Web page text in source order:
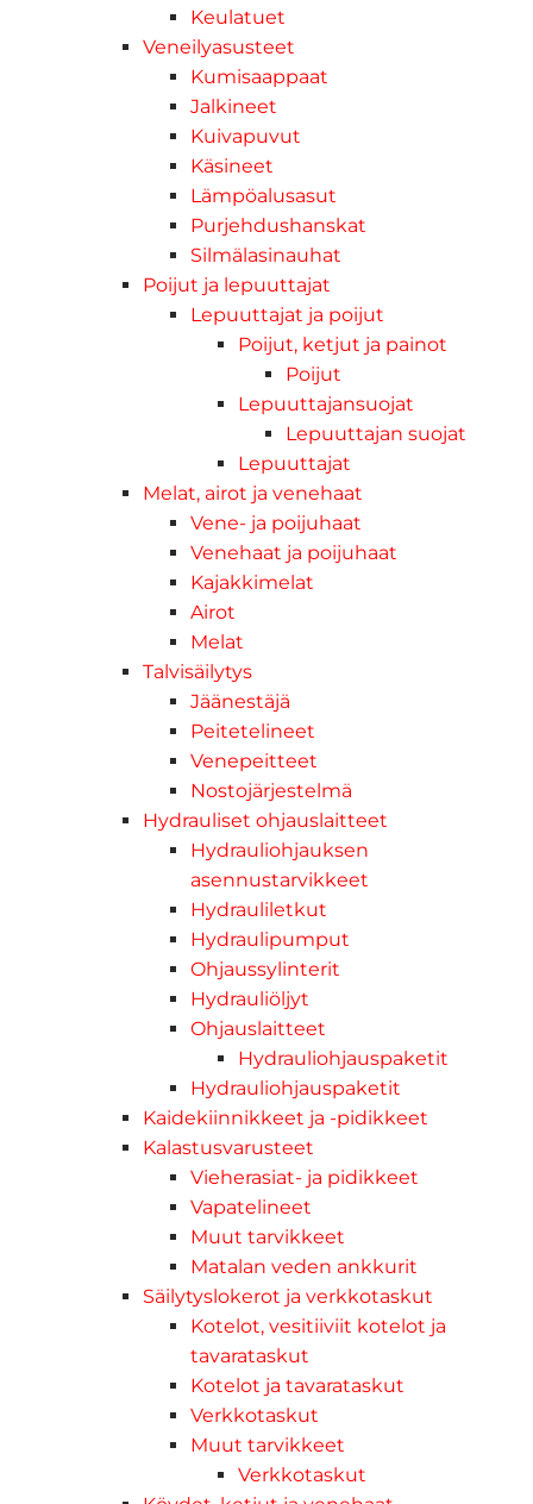
Keulatuet
Veneilyasusteet
Kumisaappaat
Jalkineet
Kuivapuvut
Käsineet
Lämpöalusasut
Purjehdushanskat
Silmälasinauhat
Poijut ja lepuuttajat
Lepuuttajat ja poijut
Poijut, ketjut ja painot
Poijut
Lepuuttajansuojat
Lepuuttajan suojat
Lepuuttajat
Melat, airot ja venehaat
Vene- ja poijuhaat
Venehaat ja poijuhaat
Kajakkimelat
Airot
Melat
Talvisäilytys
Jäänestäjä
Peitetelineet
Venepeitteet
Nostojärjestelmä
Hydrauliset ohjauslaitteet
Hydrauliohjauksen
asennustarvikkeet
Hydrauliletkut
Hydraulipumput
Ohjaussylinterit
Hydrauliöljyt
Ohjauslaitteet
Hydrauliohjauspaketit
Hydrauliohjauspaketit
Kaidekiinnikkeet ja -pidikkeet
Kalastusvarusteet
Vieherasiat- ja pidikkeet
Vapatelineet
Muut tarvikkeet
Matalan veden ankkurit
Säilytyslokerot ja verkkotaskut
Kotelot, vesitiiviit kotelot ja
tavarataskut
Kotelot ja tavarataskut
Verkkotaskut
Muut tarvikkeet
Verkkotaskut